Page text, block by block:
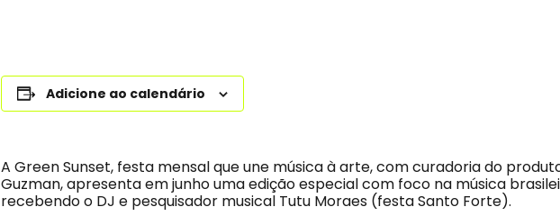
Adicione ao calendário
A Green Sunset, festa mensal que une música à arte, com curadoria do
Guzman, apresenta em junho uma edição especial com foco na música
recebendo o DJ e pesquisador musical Tutu Moraes (festa Santo Forte).